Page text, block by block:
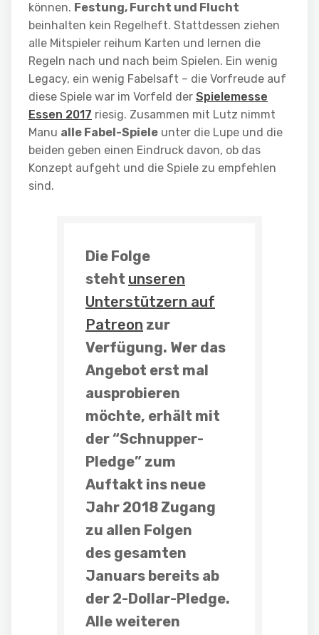
können. Festung, Furcht und Flucht
beinhalten kein Regelheft. Stattdessen ziehen
alle Mitspieler reihum Karten und lernen die
Regeln nach und nach beim Spielen. Ein wenig
Legacy, ein wenig Fabelsaft – die Vorfreude auf
diese Spiele war im Vorfeld der Spielemesse
Essen 2017 riesig. Zusammen mit Lutz nimmt
Manu alle Fabel-Spiele unter die Lupe und die
beiden geben einen Eindruck davon, ob das
Konzept aufgeht und die Spiele zu empfehlen
sind.
Die Folge
steht unseren
Unterstützern auf
Patreon zur
Verfügung. Wer das
Angebot erst mal
ausprobieren
möchte, erhält mit
der “Schnupper-
Pledge” zum
Auftakt ins neue
Jahr 2018 Zugang
zu allen Folgen
des gesamten
Januars bereits ab
der 2-Dollar-Pledge.
Alle weiteren